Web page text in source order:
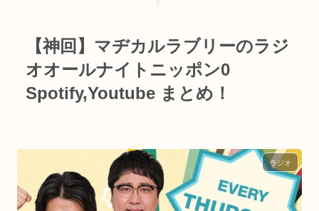
【神回】マヂカルラブリーのラジ
オオールナイトニッポン0
Spotify,Youtube まとめ！
ラジオ